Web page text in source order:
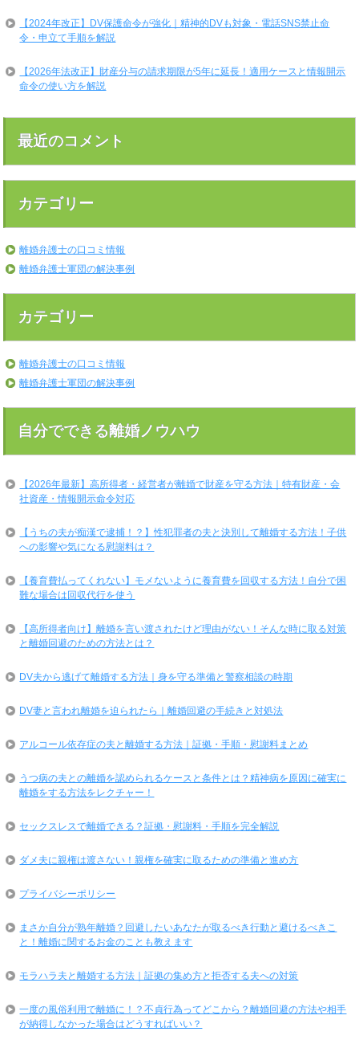
【2024年改正】DV保護命令が強化｜精神的DVも対象・電話SNS禁止命
令・申立て手順を解説
【2026年法改正】財産分与の請求期限が5年に延長！適用ケースと情報開示
命令の使い方を解説
最近のコメント
カテゴリー
離婚弁護士の口コミ情報
離婚弁護士軍団の解決事例
カテゴリー
離婚弁護士の口コミ情報
離婚弁護士軍団の解決事例
自分でできる離婚ノウハウ
【2026年最新】高所得者・経営者が離婚で財産を守る方法｜特有財産・会
社資産・情報開示命令対応
【うちの夫が痴漢で逮捕！？】性犯罪者の夫と決別して離婚する方法！子供
への影響や気になる慰謝料は？
【養育費払ってくれない】モメないように養育費を回収する方法！自分で困
難な場合は回収代行を使う
【高所得者向け】離婚を言い渡されたけど理由がない！そんな時に取る対策
と離婚回避のための方法とは？
DV夫から逃げて離婚する方法｜身を守る準備と警察相談の時期
DV妻と言われ離婚を迫られたら｜離婚回避の手続きと対処法
アルコール依存症の夫と離婚する方法｜証拠・手順・慰謝料まとめ
うつ病の夫との離婚を認められるケースと条件とは？精神病を原因に確実に
離婚をする方法をレクチャー！
セックスレスで離婚できる？証拠・慰謝料・手順を完全解説
ダメ夫に親権は渡さない！親権を確実に取るための準備と進め方
プライバシーポリシー
まさか自分が熟年離婚？回避したいあなたが取るべき行動と避けるべきこ
と！離婚に関するお金のことも教えます
モラハラ夫と離婚する方法｜証拠の集め方と拒否する夫への対策
一度の風俗利用で離婚に！？不貞行為ってどこから？離婚回避の方法や相手
が納得しなかった場合はどうすればいい？